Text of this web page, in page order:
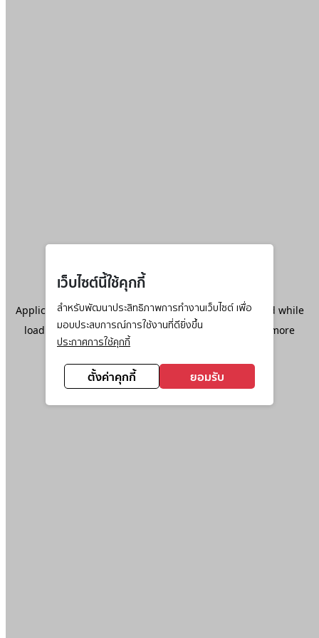
เว็บไซต์นี้ใช้คุกกี้
สำหรับพัฒนาประสิทธิภาพการทำงานเว็บไซต์ เพื่อ
มอบประสบการณ์การใช้งานที่ดียิ่งขึ้น
ประกาศการใช้คุกกี้
ตั้งค่าคุกกี้ ยอมรับ
Application error: aclient-side exception has occurred while
loadingwww.ktc.co.th(see the browser console
for more
information).